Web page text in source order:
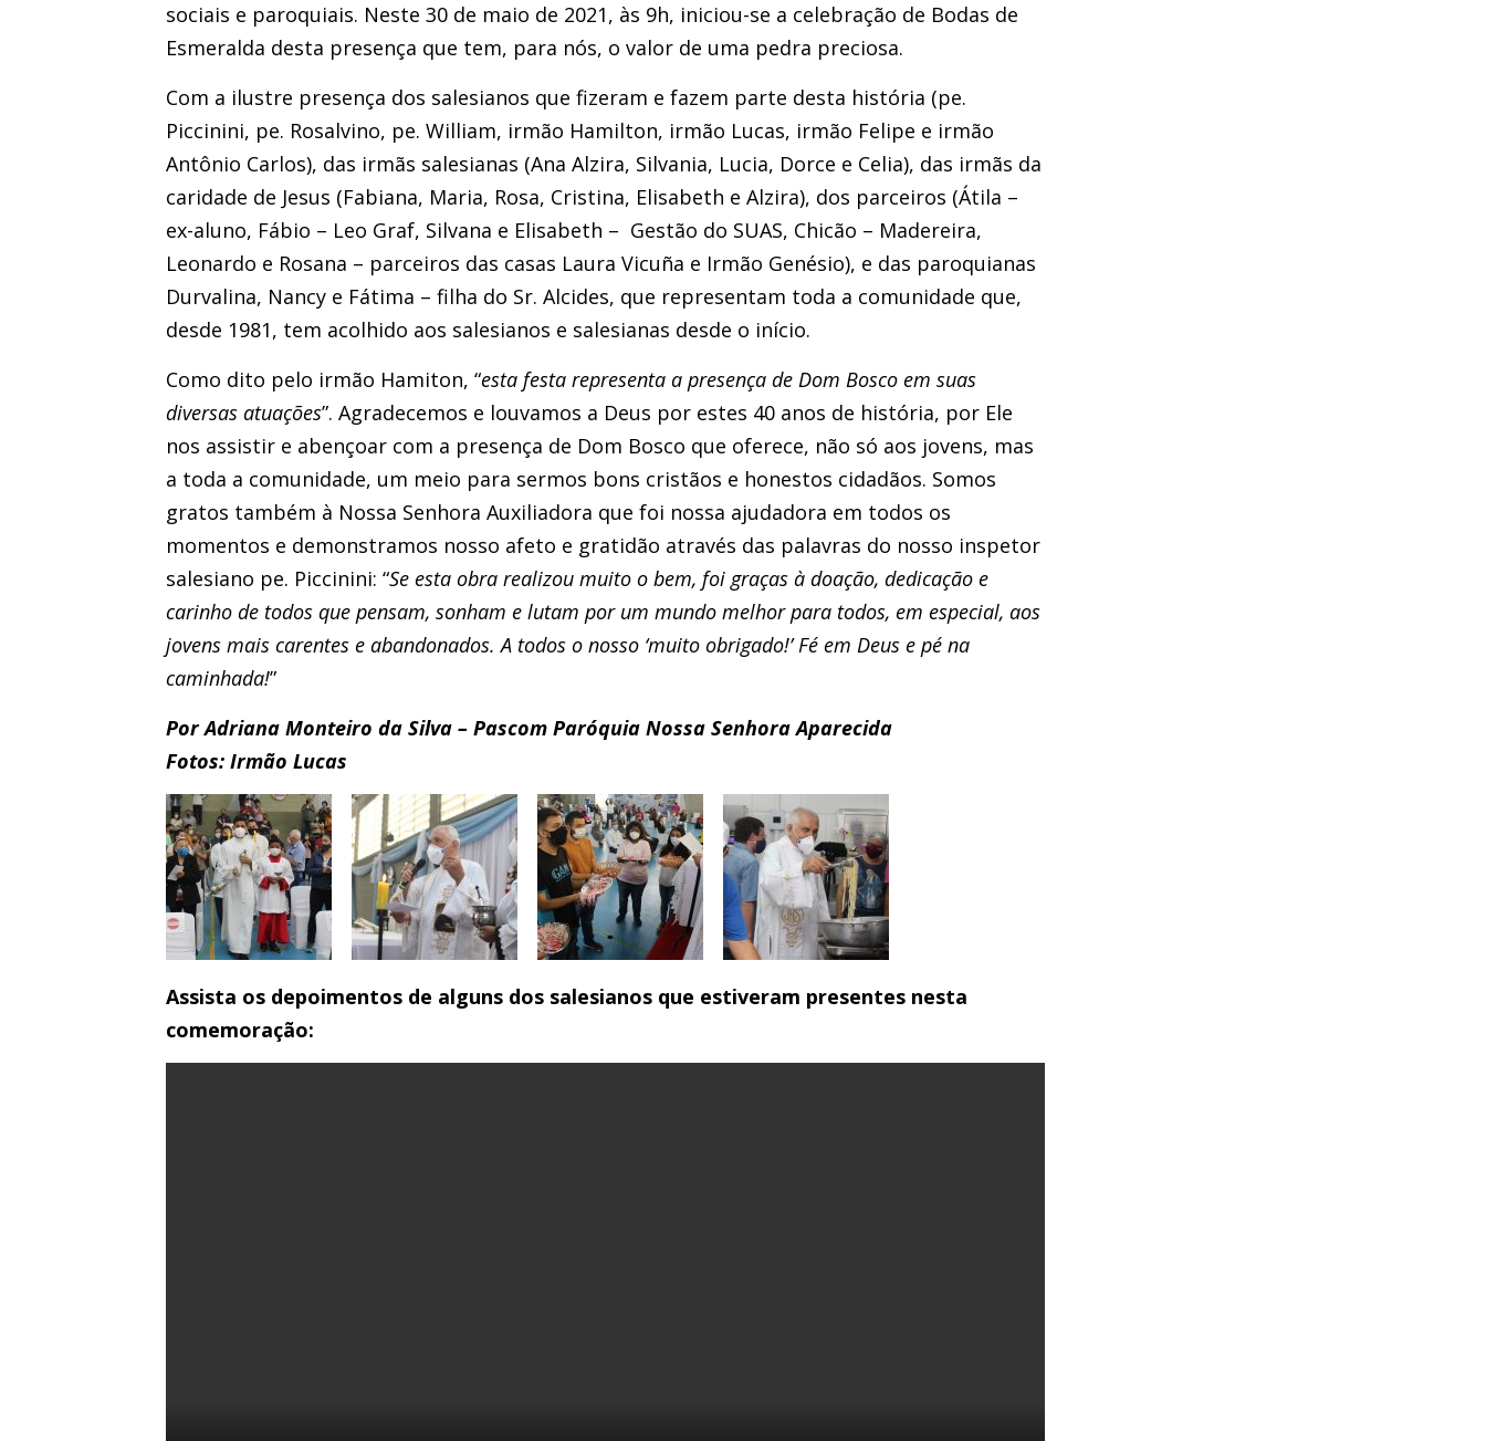
sociais e paroquiais. Neste 30 de maio de 2021, às 9h, iniciou-se a celebração de Bodas de
Esmeralda desta presença que tem, para nós, o valor de uma pedra preciosa.
Com a ilustre presença dos salesianos que fizeram e fazem parte desta história (pe.
Piccinini, pe. Rosalvino, pe. William, irmão Hamilton, irmão Lucas, irmão Felipe e irmão
Antônio Carlos), das irmãs salesianas (Ana Alzira, Silvania, Lucia, Dorce e Celia), das irmãs da
caridade de Jesus (Fabiana, Maria, Rosa, Cristina, Elisabeth e Alzira), dos parceiros (Átila –
ex-aluno, Fábio – Leo Graf, Silvana e Elisabeth – Gestão do SUAS, Chicão – Madereira,
Leonardo e Rosana – parceiros das casas Laura Vicuña e Irmão Genésio), e das paroquianas
Durvalina, Nancy e Fátima – filha do Sr. Alcides, que representam toda a comunidade que,
desde 1981, tem acolhido aos salesianos e salesianas desde o início.
Como dito pelo irmão Hamiton, “esta festa representa a presença de Dom Bosco em suas
diversas atuações”. Agradecemos e louvamos a Deus por estes 40 anos de história, por Ele
nos assistir e abençoar com a presença de Dom Bosco que oferece, não só aos jovens, mas
a toda a comunidade, um meio para sermos bons cristãos e honestos cidadãos. Somos
gratos também à Nossa Senhora Auxiliadora que foi nossa ajudadora em todos os
momentos e demonstramos nosso afeto e gratidão através das palavras do nosso inspetor
salesiano pe. Piccinini: “Se esta obra realizou muito o bem, foi graças à doação, dedicação e
carinho de todos que pensam, sonham e lutam por um mundo melhor para todos, em especial, aos
jovens mais carentes e abandonados. A todos o nosso ‘muito obrigado!’ Fé em Deus e pé na
caminhada!”
Por Adriana Monteiro da Silva – Pascom Paróquia Nossa Senhora Aparecida
Fotos: Irmão Lucas
Assista os depoimentos de alguns dos salesianos que estiveram presentes nesta
comemoração: